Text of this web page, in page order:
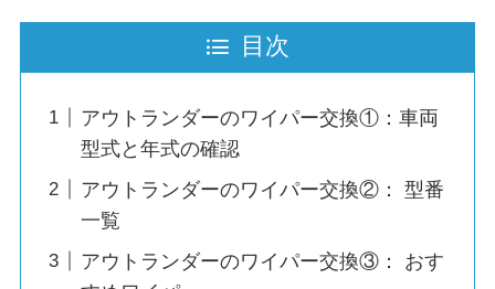
目次
アウトランダーのワイパー交換①：車両
型式と年式の確認
アウトランダーのワイパー交換②： 型番
一覧
アウトランダーのワイパー交換③： おす